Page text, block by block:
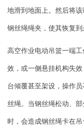
地滑到地面上。然后将
钢丝绳绳夹，使其恢复到
高空作业电动吊篮一端
效，或一侧悬挂机构失
台倾覆甚至架设，操作
丝绳。当钢丝绳松动、
时，会造成钢丝绳卡在